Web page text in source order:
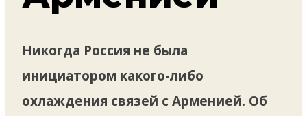
Никогда Россия не была
инициатором какого-либо
охлаждения связей с Арменией. Об